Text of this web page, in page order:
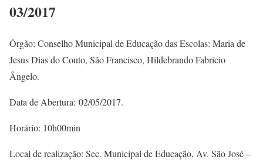
03/2017
Órgão: Conselho Municipal de Educação das Escolas: Maria de
Jesus Dias do Couto, São Francisco, Hildebrando Fabrício
Ângelo.
Data de Abertura: 02/05/2017.
Horário: 10h00min
Local de realização: Sec. Municipal de Educação, Av. São José –